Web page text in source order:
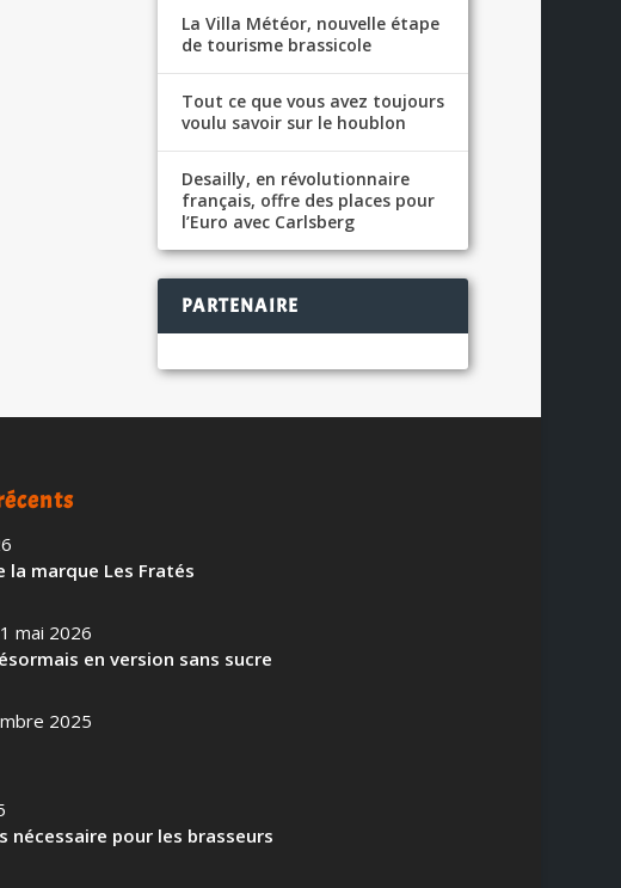
La Villa Météor, nouvelle étape
de tourisme brassicole
Tout ce que vous avez toujours
voulu savoir sur le houblon
Desailly, en révolutionnaire
français, offre des places pour
l’Euro avec Carlsberg
PARTENAIRE
la marque Les Fratés
mai 2026
en version sans sucre
2025
nécessaire pour les brasseurs